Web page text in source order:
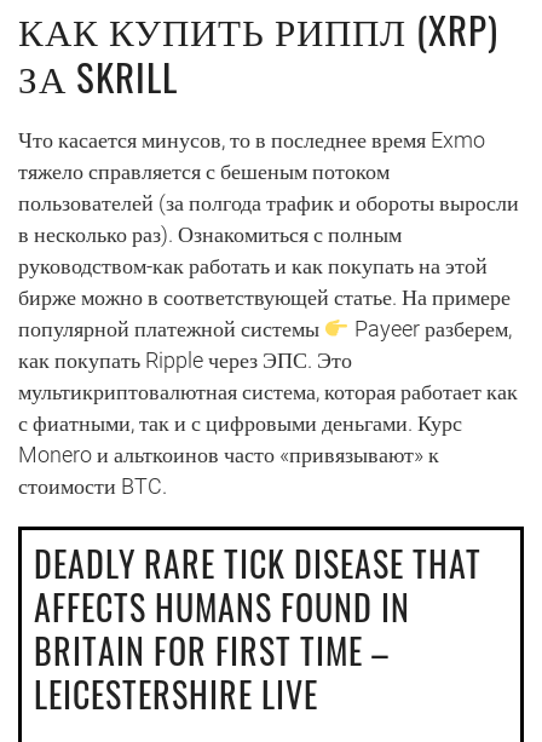
КАК КУПИТЬ РИППЛ (XRP)
ЗА SKRILL
Что касается минусов, то в последнее время Exmo
тяжело справляется с бешеным потоком
пользователей (за полгода трафик и обороты выросли
в несколько раз). Ознакомиться с полным
руководством-как работать и как покупать на этой
бирже можно в соответствующей статье. На примере
популярной платежной системы
Payeer разберем,
как покупать Ripple через ЭПС. Это
мультикриптовалютная система, которая работает как
с фиатными, так и с цифровыми деньгами. Курс
Monero и альткоинов часто «привязывают» к
стоимости BTC.
DEADLY RARE TICK DISEASE THAT
AFFECTS HUMANS FOUND IN
BRITAIN FOR FIRST TIME –
LEICESTERSHIRE LIVE